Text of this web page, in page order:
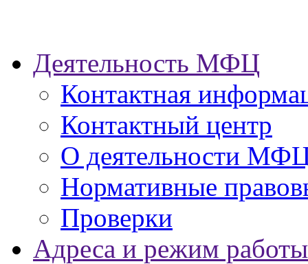
Деятельность МФЦ
Контактная
Контактный центр
О деятельности
Нормативные
Проверки
Адреса и режим работы